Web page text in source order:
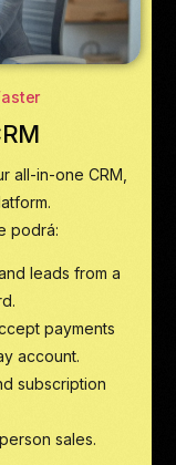
all-in-one CRM,
podrá:
leads from a
payments
account.
subscription
sales.